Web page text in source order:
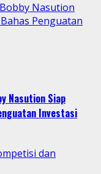
Nasution
Penguatan
Nasution Siap
Investasi
dan